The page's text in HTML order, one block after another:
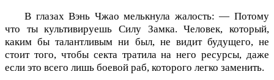
В глазах Вэнь Чжао мелькнула жалость: — Потому
что ты культивируешь Силу Замка. Человек, который,
каким бы талантливым ни был, не видит будущего, не
стоит того, чтобы секта тратила на него ресурсы, даже
если это всего лишь боевой раб, которого легко заменить.